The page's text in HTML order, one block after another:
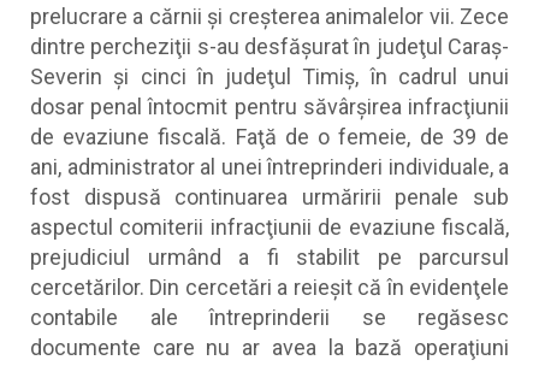
prelucrare a cărnii şi creşterea animalelor vii. Zece
dintre percheziţii s-au desfăşurat în judeţul Caraş-
Severin şi cinci în judeţul Timiş, în cadrul unui
dosar penal întocmit pentru săvârşirea infracţiunii
de evaziune fiscală. Faţă de o femeie, de 39 de
ani, administrator al unei întreprinderi individuale, a
fost dispusă continuarea urmăririi penale sub
aspectul comiterii infracţiunii de evaziune fiscală,
prejudiciul urmând a fi stabilit pe parcursul
cercetărilor. Din cercetări a reieşit că în evidenţele
contabile ale întreprinderii se regăsesc
documente care nu ar avea la bază operaţiuni